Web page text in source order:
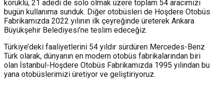
körüklü, 21 adedi de solo olmak üzere toplam 54 aracımızı
bugün kullanıma sunduk. Diğer otobüsleri de Hoşdere Otobüs
Fabrikamızda 2022 yılının ilk çeyreğinde üreterek Ankara
Büyükşehir Belediyesi’ne teslim edeceğiz.
Türkiye’deki faaliyetlerini 54 yıldır sürdüren Mercedes-Benz
Türk olarak, dünyanın en modern otobüs fabrikalarından biri
olan İstanbul-Hoşdere Otobüs Fabrikamızda 1995 yılından bu
yana otobüslerimizi üretiyor ve geliştiriyoruz.